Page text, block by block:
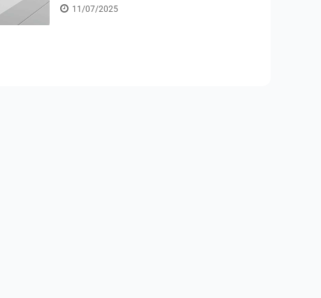
11/07/2025